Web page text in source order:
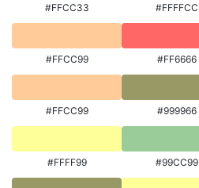
#FFCC33 #FFFFCC
#FFCC99 #FF6666
#FFCC99 #999966
#FFFF99 #99CC99